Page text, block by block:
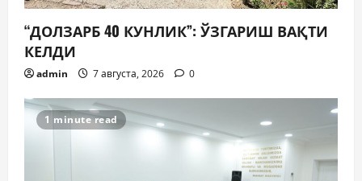
и
с
я
м
“ДОЛЗАРБ 40 КУНЛИК”: ЎЗГАРИШ ВАҚТИ
КЕЛДИ
admin 7 августа, 2026 0
1 minute read